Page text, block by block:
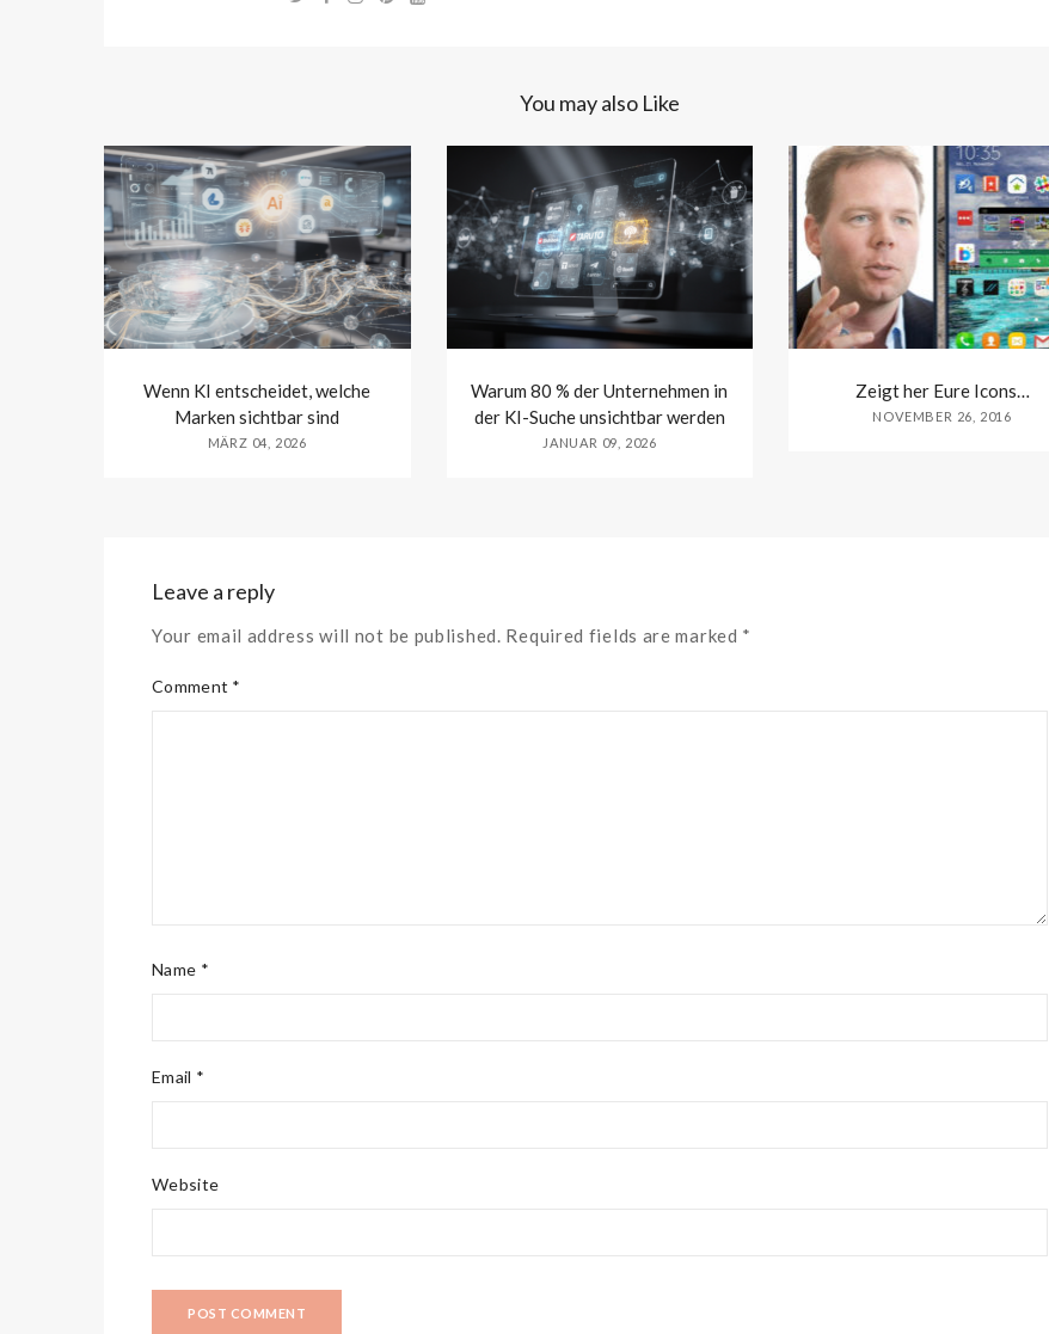
You may also Like
Wenn KI entscheidet, welche
Marken sichtbar sind
MÄRZ 04, 2026
Warum 80 % der Unternehmen in
der KI-Suche unsichtbar werden
JANUAR 09, 2026
Zeigt her Eure Icons…
NOVEMBER 26, 2016
Leave a reply
Your email address will not be published. Required fields are marked *
Comment *
Name *
Email *
Website